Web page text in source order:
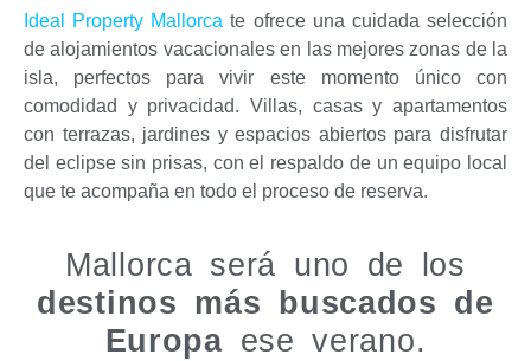
Ideal Property Mallorca te ofrece una cuidada selección
de alojamientos vacacionales en las mejores zonas de la
isla, perfectos para vivir este momento único con
comodidad y privacidad. Villas, casas y apartamentos
con terrazas, jardines y espacios abiertos para disfrutar
del eclipse sin prisas, con el respaldo de un equipo local
que te acompaña en todo el proceso de reserva.
Mallorca será uno de los
destinos más buscados de
Europaese verano.